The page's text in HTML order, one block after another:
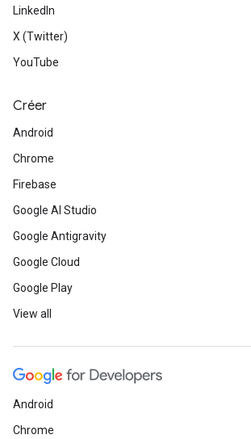
LinkedIn
X (Twitter)
YouTube
Créer
Android
Chrome
Firebase
Google AI Studio
Google Antigravity
Google Cloud
Google Play
View all
Android
Chrome